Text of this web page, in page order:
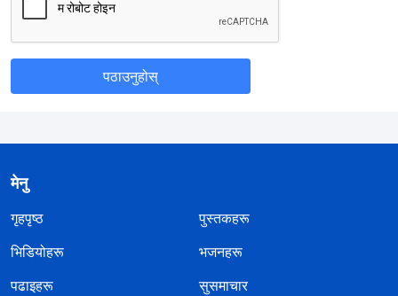
मेनु
गृहपृष्ठ
पुस्तकहरू
भिडियोहरू
भजनहरू
पढाइहरू
सुसमाचार